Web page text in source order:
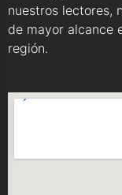
nuestros lectores,
de mayor alcance
región.